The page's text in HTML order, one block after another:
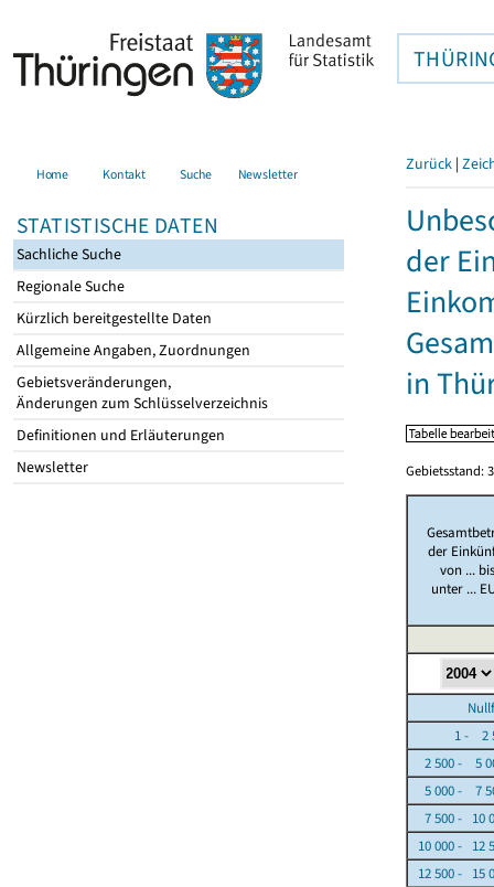
Home Kontakt Suche Newsletter
STATISTISCHE DATEN
Sachliche Suche
Regionale Suche
Kürzlich bereitgestellte Daten
Allgemeine Angaben, Zuordnungen
Gebietsveränderungen,
Änderungen zum Schlüsselverzeichnis
Definitionen und Erläuterungen
Newsletter
Zurück |
der
in
Gebietsstand:
der
von ...
unter ...
1 - 2
2 500 - 5
5 000 - 7
7 500 - 10
10 000 - 12
12 500 - 15